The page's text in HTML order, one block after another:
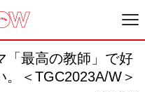
「最高の教師」で好
＜TGC2023A/W＞